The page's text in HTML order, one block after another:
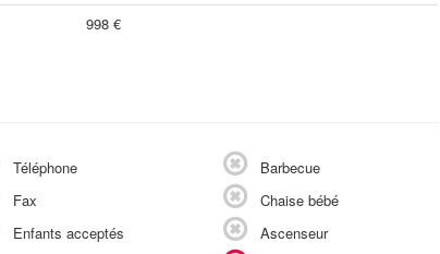
998 €
Téléphone
Fax
Enfants acceptés
Barbecue
Chaise bébé
Ascenseur